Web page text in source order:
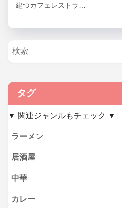
建つカフェレストラ…
タグ
▼ 関連ジャンルもチェック ▼
ラーメン
居酒屋
中華
カレー